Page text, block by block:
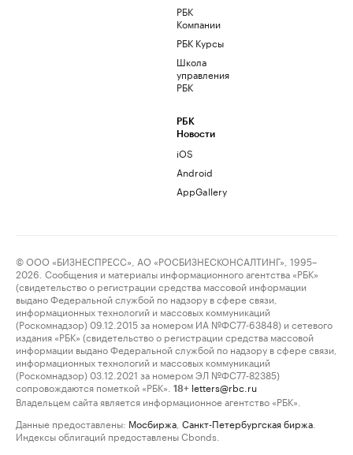
РБК
Компании
РБК Курсы
Школа
управления
РБК
РБК
Новости
iOS
Android
AppGallery
© ООО «БИЗНЕСПРЕСС», АО «РОСБИЗНЕСКОНСАЛТИНГ», 1995–
2026. Сообщения и материалы информационного агентства «РБК»
(свидетельство о регистрации средства массовой информации
выдано Федеральной службой по надзору в сфере связи,
информационных технологий и массовых коммуникаций
(Роскомнадзор) 09.12.2015 за номером ИА №ФС77-63848) и сетевого
издания «РБК» (свидетельство о регистрации средства массовой
информации выдано Федеральной службой по надзору в сфере связи,
информационных технологий и массовых коммуникаций
(Роскомнадзор) 03.12.2021 за номером ЭЛ №ФС77-82385)
сопровождаются пометкой «РБК».
18+ letters@rbc.ru
Владельцем сайта является информационное агентство «РБК».
Данные предоставлены: Мосбиржа Санкт-Петербургская биржа
Индексы облигаций предоставлены Cbonds.